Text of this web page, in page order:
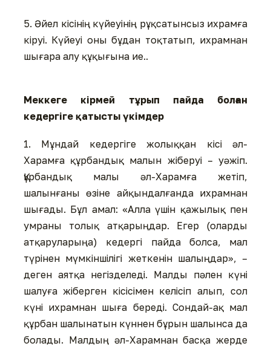
5. Әйел кісінің күйеуінің рұқсатынсыз ихрамға
кіруі. Күйеуі оны бұдан тоқтатып, ихрамнан
шығара алу құқығына ие..
Меккеге кірмей тұрып пайда болған
кедергіге қатысты үкімдер
1. Мұндай кедергіге жолыққан кісі әл-
Харамға құрбандық малын жіберуі – уәжіп.
Құрбандық малы әл-Харамға жетіп,
шалынғаны өзіне айқындалғанда ихрамнан
шығады. Бұл амал: «Алла үшін қажылық пен
умраны толық атқарыңдар. Егер (оларды
атқаруларыңа) кедергі пайда болса, мал
түрінен мүмкіншілігі жеткенін шалыңдар», –
деген аятқа негізделеді. Малды пәлен күні
шалуға жіберген кісісімен келісіп алып, сол
күні ихрамнан шыға береді. Сондай-ақ мал
құрбан шалынатын күннен бұрын шалынса да
болады. Малдың әл-Харамнан басқа жерде